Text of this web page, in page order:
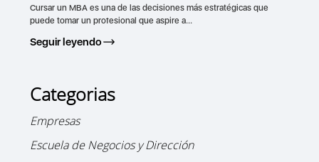
Cursar un MBA es una de las decisiones más estratégicas que
puede tomar un profesional que aspire a...
Seguir leyendo
Categorias
Empresas
Escuela de Negocios y Dirección